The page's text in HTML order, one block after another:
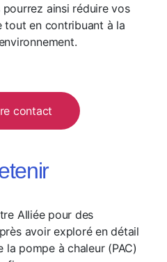
ainsi réduire vos
tout en contribuant à la
contact
Alliée pour des
avoir exploré en détail
pompe à chaleur (PAC)